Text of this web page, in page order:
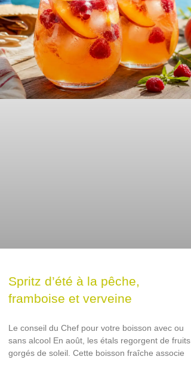
Spritz d’été à la pêche,
framboise et verveine
Le conseil du Chef pour votre boisson avec ou
sans alcool En août, les étals regorgent de fruits
gorgés de soleil. Cette boisson fraîche associe